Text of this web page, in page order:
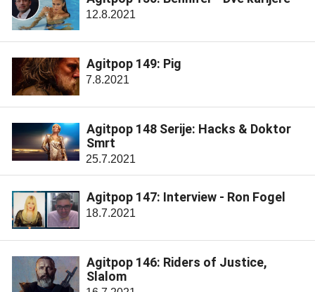
12.8.2021
Agitpop 149: Pig
7.8.2021
Agitpop 148 Serije: Hacks & Doktor
Smrt
25.7.2021
Agitpop 147: Interview - Ron Fogel
18.7.2021
Agitpop 146: Riders of Justice,
Slalom